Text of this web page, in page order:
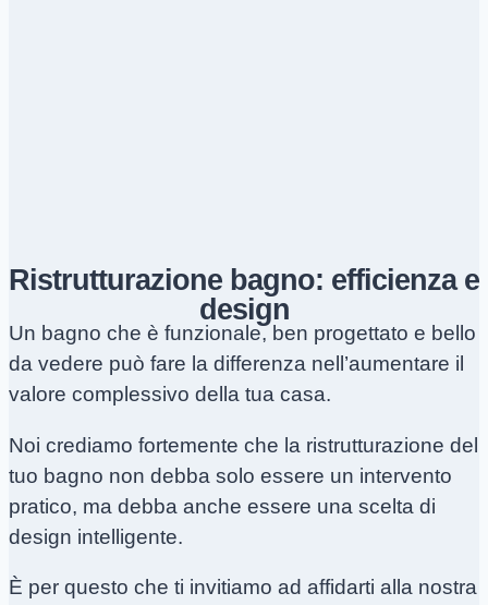
Ristrutturazione bagno: efficienza e
design
Un bagno che è funzionale, ben progettato e bello
da vedere può fare la differenza nell’aumentare il
valore complessivo della tua casa.
Noi crediamo fortemente che la ristrutturazione del
tuo bagno non debba solo essere un intervento
pratico, ma debba anche essere una scelta di
design intelligente.
È per questo che ti invitiamo ad affidarti alla nostra